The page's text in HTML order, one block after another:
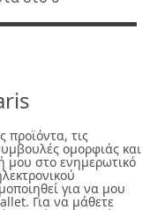
προϊόντα, τις
ομορφιάς και
μου στο ενημερωτικό
για να μου
Για να μάθετε